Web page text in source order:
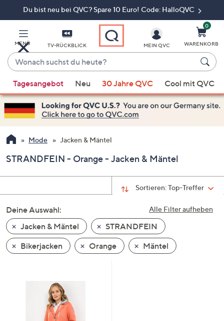
Du bist neu bei QVC? Spare 10 Euro! Code: HalloQVC
MENÜ TV-RÜCKBLICK
Wonach
suchst
du
heute?
Vorschläge
verfügbar
sind,
verwenden
Sie
Pfeiltasten
nach
und
nach
unten
oder
wischen
MEIN QVC
0
WARENKORB
Tagesangebot Neu 30 Jahre QVC Cool mit QVC
Mode Jacken & Mäntel
STRANDFEIN - Orange - Jacken & Mäntel
Sortieren:Top-Treffer
Alle Filter aufheben
Deine Auswahl:
Jacken & Mäntel
STRANDFEIN
Bikerjacken
Orange Mäntel